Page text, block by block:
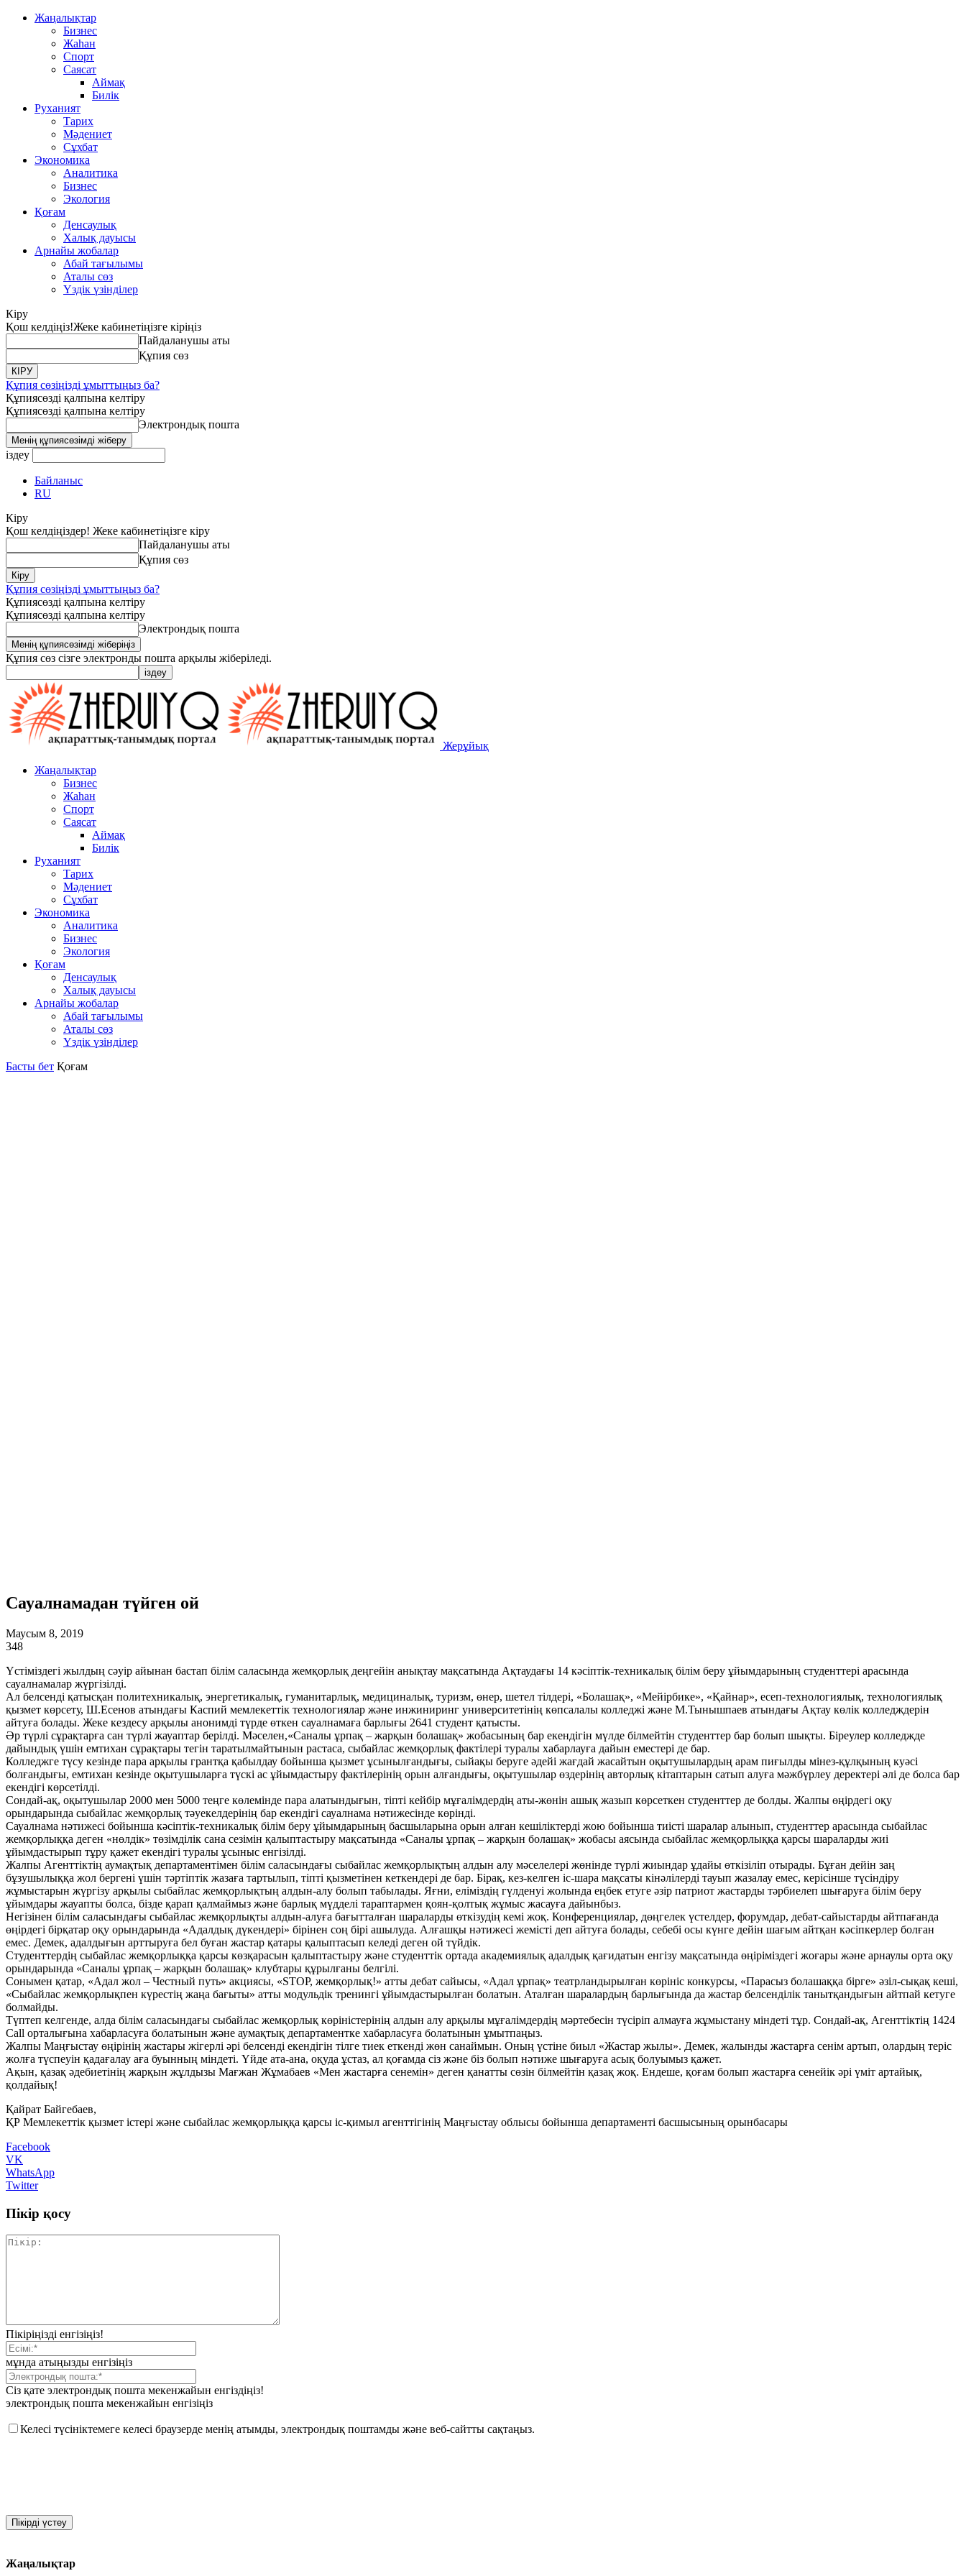
Жаңалықтар
Бизнес
Жаһан
Спорт
Саясат
Аймақ
Билік
Руханият
Тарих
Мәдениет
Сұхбат
Экономика
Аналитика
Бизнес
Экология
Қоғам
Денсаулық
Халық дауысы
Арнайы жобалар
Абай тағылымы
Аталы сөз
Үздік үзінділер
Кіру
Қош келдіңіз!Жеке кабинетіңізге кіріңіз
Пайдаланушы аты
Құпия сөз
Құпия сөзіңізді ұмыттыңыз ба?
Құпиясөзді қалпына келтіру
Құпиясөзді қалпына келтіру
Электрондық пошта
іздеу
Байланыс
RU
Кіру
Қош келдіңіздер! Жеке кабинетіңізге кіру
Пайдаланушы аты
Құпия сөз
Құпия сөзіңізді ұмыттыңыз ба?
Құпиясөзді қалпына келтіру
Құпиясөзді қалпына келтіру
Электрондық пошта
Құпия сөз сізге электронды пошта арқылы жіберіледі.
Жерұйық
Жаңалықтар
Бизнес
Жаһан
Спорт
Саясат
Аймақ
Билік
Руханият
Тарих
Мәдениет
Сұхбат
Экономика
Аналитика
Бизнес
Экология
Қоғам
Денсаулық
Халық дауысы
Арнайы жобалар
Абай тағылымы
Аталы сөз
Үздік үзінділер
Басты бет Қоғам
Сауалнамадан түйген ой
Маусым 8, 2019
348
Үстіміздегі жылдың сәуір айынан бастап білім саласында жемқорлық деңгейін анықтау мақсатында Ақтаудағы 14 кәсіптік-техникалық білім беру ұйымдарының студенттері арасында
сауалнамалар жүргізілді.
Ал белсенді қатысқан политехникалық, энергетикалық, гуманитарлық, медициналық, туризм, өнер, шетел тілдері, «Болашақ», «Мейірбике», «Қайнар», есеп-технологиялық, технологиялық
қызмет көрсету, Ш.Есенов атындағы Каспий мемлекеттік технологиялар және инжиниринг университетінің көпсалалы колледжі және М.Тынышпаев атындағы Ақтау көлік колледждерін
айтуға болады. Жеке кездесу арқылы анонимді түрде өткен сауалнамаға барлығы 2641 студент қатысты.
Әр түрлі сұрақтарға сан түрлі жауаптар берілді. Мәселен,«Саналы ұрпақ – жарқын болашақ» жобасының бар екендігін мүлде білмейтін студенттер бар болып шықты. Біреулер колледжде
дайындық үшін емтихан сұрақтары тегін таратылмайтынын растаса, сыбайлас жемқорлық фактілері туралы хабарлауға дайын еместері де бар.
Колледжге түсу кезінде пара арқылы грантқа қабылдау бойынша қызмет ұсынылғандығы, сыйақы беруге әдейі жағдай жасайтын оқытушылардың арам пиғылды мінез-құлқының куәсі
болғандығы, емтихан кезінде оқытушыларға түскі ас ұйымдастыру фактілерінің орын алғандығы, оқытушылар өздерінің авторлық кітаптарын сатып алуға мәжбүрлеу деректері әлі де болса бар
екендігі көрсетілді.
Сондай-ақ, оқытушылар 2000 мен 5000 теңге көлемінде пара алатындығын, тіпті кейбір мұғалімдердің аты-жөнін ашық жазып көрсеткен студенттер де болды. Жалпы өңірдегі оқу
орындарында сыбайлас жемқорлық тәуекелдерінің бар екендігі сауалнама нәтижесінде көрінді.
Сауалнама нәтижесі бойынша кәсіптік-техникалық білім беру ұйымдарының басшыларына орын алған кешіліктерді жою бойынша тиісті шаралар алынып, студенттер арасында сыбайлас
жемқорлыққа деген «нөлдік» төзімділік сана сезімін қалыптастыру мақсатында «Саналы ұрпақ – жарқын болашақ» жобасы аясында сыбайлас жемқорлыққа қарсы шараларды жиі
ұйымдастырып тұру қажет екендігі туралы ұсыныс енгізілді.
Жалпы Агенттіктің аумақтық департаментімен білім саласындағы сыбайлас жемқорлықтың алдын алу мәселелері жөнінде түрлі жиындар ұдайы өткізіліп отырады. Бұған дейін заң
бұзушылыққа жол бергені үшін тәртіптік жазаға тартылып, тіпті қызметінен кеткендері де бар. Бірақ, кез-келген іс-шара мақсаты кінәлілерді тауып жазалау емес, керісінше түсіндіру
жұмыстарын жүргізу арқылы сыбайлас жемқорлықтың алдын-алу болып табылады. Яғни, еліміздің гүлденуі жолында еңбек етуге әзір патриот жастарды тәрбиелеп шығаруға білім беру
ұйымдары жауапты болса, бізде қарап қалмаймыз және барлық мүдделі тараптармен қоян-қолтық жұмыс жасауға дайынбыз.
Негізінен білім саласындағы сыбайлас жемқорлықты алдын-алуға бағытталған шараларды өткізудің кемі жоқ. Конференциялар, дөңгелек үстелдер, форумдар, дебат-сайыстарды айтпағанда
өңірдегі бірқатар оқу орындарында «Адалдық дүкендері» бірінен соң бірі ашылуда. Алғашқы нәтижесі жемісті деп айтуға болады, себебі осы күнге дейін шағым айтқан кәсіпкерлер болған
емес. Демек, адалдығын арттыруға бел буған жастар қатары қалыптасып келеді деген ой түйдік.
Студенттердің сыбайлас жемқорлыққа қарсы көзқарасын қалыптастыру және студенттік ортада академиялық адалдық қағидатын енгізу мақсатында өңіріміздегі жоғары және арнаулы орта оқу
орындарында «Саналы ұрпақ – жарқын болашақ» клубтары құрылғаны белгілі.
Сонымен қатар, «Адал жол – Честный путь» акциясы, «STOP, жемқорлық!» атты дебат сайысы, «Адал ұрпақ» театрландырылған көрініс конкурсы, «Парасыз болашаққа бірге» әзіл-сықақ кеші,
«Сыбайлас жемқорлықпен күрестің жаңа бағыты» атты модульдік тренингі ұйымдастырылған болатын. Аталған шаралардың барлығында да жастар белсенділік танытқандығын айтпай кетуге
болмайды.
Түптеп келгенде, алда білім саласындағы сыбайлас жемқорлық көріністерінің алдын алу арқылы мұғалімдердің мәртебесін түсіріп алмауға жұмыстану міндеті тұр. Сондай-ақ, Агенттіктің 1424
Call орталығына хабарласуға болатынын және аумақтық департаментке хабарласуға болатынын ұмытпаңыз.
Жалпы Маңғыстау өңірінің жастары жігерлі әрі белсенді екендігін тілге тиек еткенді жөн санаймын. Оның үстіне биыл «Жастар жылы». Демек, жалынды жастарға сенім артып, олардың теріс
жолға түспеуін қадағалау аға буынның міндеті. Үйде ата-ана, оқуда ұстаз, ал қоғамда сіз және біз болып нәтиже шығаруға асық болуымыз қажет.
Ақын, қазақ әдебиетінің жарқын жұлдызы Мағжан Жұмабаев «Мен жастарға сенемін» деген қанатты сөзін білмейтін қазақ жоқ. Ендеше, қоғам болып жастарға сенейік әрі үміт артайық,
қолдайық!
Қайрат Байгебаев,
ҚР Мемлекеттік қызмет істері және сыбайлас жемқорлыққа қарсы іс-қимыл агенттігінің Маңғыстау облысы бойынша департаменті басшысының орынбасары
Facebook
VK
WhatsApp
Twitter
Пікір қосу
Пікіріңізді енгізіңіз!
мұнда атыңызды енгізіңіз
Сіз қате электрондық пошта мекенжайын енгіздіңіз!
электрондық пошта мекенжайын енгізіңіз
Келесі түсініктемеге келесі браузерде менің атымды, электрондық поштамды және веб-сайтты сақтаңыз.
Жаңалықтар